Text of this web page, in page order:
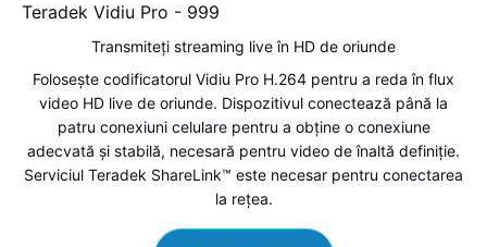
Teradek Vidiu Pro - 999
Transmiteți streaming live în HD de oriunde
Folosește codificatorul Vidiu Pro H.264 pentru a reda în flux
video HD live de oriunde. Dispozitivul conectează până la
patru conexiuni celulare pentru a obține o conexiune
adecvată și stabilă, necesară pentru video de înaltă definiție.
Serviciul Teradek ShareLink™ este necesar pentru conectarea
la rețea.